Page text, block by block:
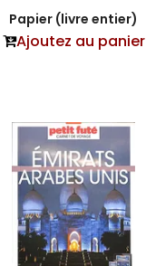
Papier (livre entier)
Ajoutez au panier